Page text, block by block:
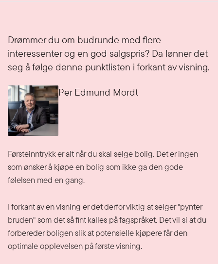
Drømmer du om budrunde med flere
interessenter og en god salgspris? Da lønner det
seg å følge denne punktlisten i forkant av visning.
Per Edmund Mordt
Førsteinntrykk er alt når du skal selge bolig. Det er ingen
som ønsker å kjøpe en bolig som ikke ga den gode
følelsen med en gang.
I forkant av en visning er det derfor viktig at selger "pynter
bruden" som det så fint kalles på fagspråket. Det vil si at du
forbereder boligen slik at potensielle kjøpere får den
optimale opplevelsen på første visning.